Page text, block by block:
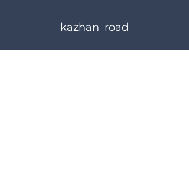
kazhan_road